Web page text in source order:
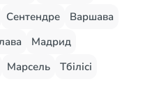
Сентендре
Варшава
Мадрид
Марсель Тбілісі